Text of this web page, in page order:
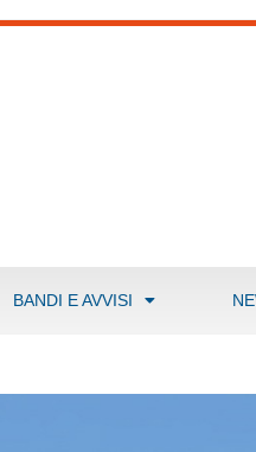
BANDI E AVVISI